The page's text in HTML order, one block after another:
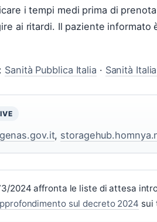
i tempi medi prima di
ai ritardi. Il paziente
Sanità Pubblica Italia · Sanità
,
2024 affronta le liste di attesa
sul decreto 2024 sui